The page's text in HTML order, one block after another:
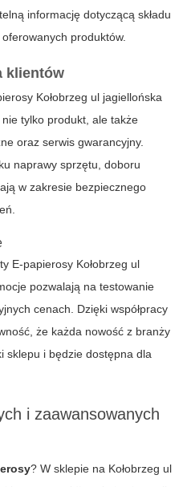
informację dotyczącą składu
produktów.
klientów
Kołobrzeg ul jagiellońska
tylko produkt, ale także
oraz serwis gwarancyjny.
naprawy sprzętu, doboru
w zakresie bezpiecznego
E-papierosy Kołobrzeg ul
pozwalają na testowanie
cenach. Dzięki współpracy
że każda nowość z branży
sklepu i będzie dostępna dla
i zaawansowanych
? W sklepie na Kołobrzeg ul